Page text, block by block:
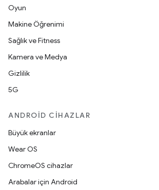
Oyun
Makine Öğrenimi
Sağlık ve Fitness
Kamera ve Medya
Gizlilik
5G
ANDROID CIHAZLAR
Büyük ekranlar
Wear OS
ChromeOS cihazlar
Arabalar için Android